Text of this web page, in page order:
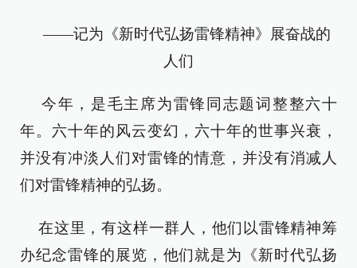
——记为《新时代弘扬雷锋精神》展奋战的
人们
今年，是毛主席为雷锋同志题词整整六十
年。六十年的风云变幻，六十年的世事兴衰，
并没有冲淡人们对雷锋的情意，并没有消减人
们对雷锋精神的弘扬。
在这里，有这样一群人，他们以雷锋精神筹
办纪念雷锋的展览，他们就是为《新时代弘扬